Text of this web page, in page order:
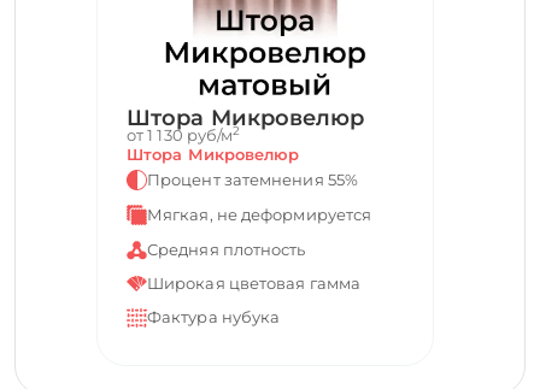
Штора Микровелюр
от 1 130 руб/м2
Штора Микровелюр
Процент затемнения 55%
Мягкая, не деформируется
Средняя плотность
Широкая цветовая гамма
Фактура нубука